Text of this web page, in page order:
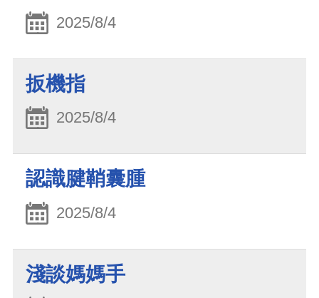
2025/8/4
扳機指
2025/8/4
認識腱鞘囊腫
2025/8/4
淺談媽媽手